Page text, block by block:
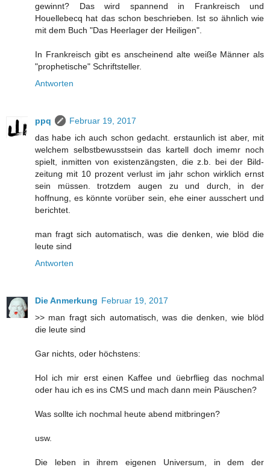
gewinnt? Das wird spannend in Frankreisch und
Houellebecq hat das schon beschrieben. Ist so ähnlich wie
mit dem Buch "Das Heerlager der Heiligen".
In Frankreisch gibt es anscheinend alte weiße Männer als
"prophetische" Schriftsteller.
Antworten
ppq
Februar 19, 2017
das habe ich auch schon gedacht. erstaunlich ist aber, mit
welchem selbstbewusstsein das kartell doch imemr noch
spielt, inmitten von existenzängsten, die z.b. bei der Bild-
zeitung mit 10 prozent verlust im jahr schon wirklich ernst
sein müssen. trotzdem augen zu und durch, in der
hoffnung, es könnte vorüber sein, ehe einer ausschert und
berichtet.
man fragt sich automatisch, was die denken, wie blöd die
leute sind
Antworten
Die Anmerkung Februar 19, 2017
>> man fragt sich automatisch, was die denken, wie blöd
die leute sind
Gar nichts, oder höchstens:
Hol ich mir erst einen Kaffee und üebrflieg das nochmal
oder hau ich es ins CMS und mach dann mein Päuschen?
Was sollte ich nochmal heute abend mitbringen?
usw.
Die leben in ihrem eigenen Universum, in dem der